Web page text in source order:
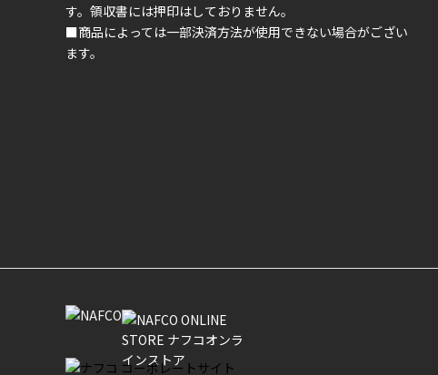
す。領収書には押印はしておりません。
■商品によっては一部決済方法が使用できない場合がござい
ます。